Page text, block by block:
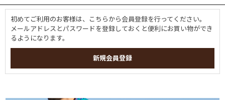
初めてご利用のお客様は、こちらから会員登録を行ってください。
メールアドレスとパスワードを登録しておくと便利にお買い物ができ
るようになります。